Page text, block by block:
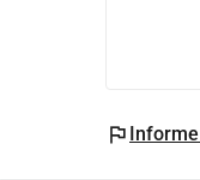
flag